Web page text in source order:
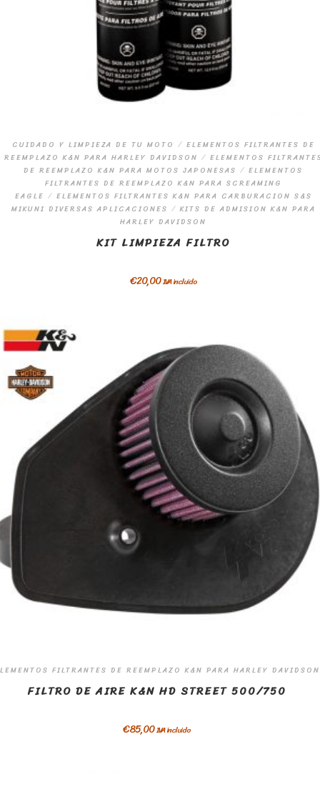
CUIDADO Y LIMPIEZA DE TU MOTO / ELEMENTOS FILTRANTES DE
REEMPLAZO K&N PARA HARLEY DAVIDSON / ELEMENTOS
DE REEMPLAZO K&N PARA MOTOS JAPONESAS / ELEMENTOS
FILTRANTES DE REEMPLAZO K&N PARA SCREAMING
EAGLE / ELEMENTOS FILTRANTES K&N PARA CARBURACION S&S
MIKUNI DIVERSAS APLICACIONES / KITS DE ADMISION K&N PARA
HARLEY DAVIDSON
KIT LIMPIEZA FILTRO
€20,00IVA incluido
FILTRANTES DE REEMPLAZO K&N PARA HARLEY DAVIDSON
FILTRO DE AIRE K&N HD STREET 500/750
€85,00IVA incluido